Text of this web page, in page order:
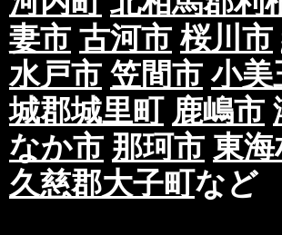
妻市 古河市 桜川市
水戸市 笠間市 小美
城郡城里町 鹿嶋市
なか市 那珂市 東海
久慈郡大子町など